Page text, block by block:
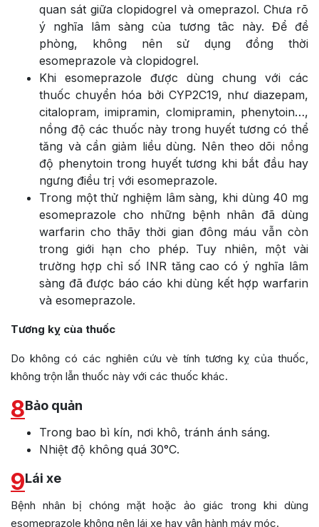
quan sát giữa clopidogrel và omeprazol. Chưa rõ
ý nghĩa lâm sàng của tương tâc này. Để đề
phòng, không nên sử dụng đồng thời
esomeprazole và clopidogrel.
Khi esomeprazole được dùng chung với các
thuốc chuyển hóa bởi CYP2C19, như diazepam,
citalopram, imipramin, clomipramin, phenytoin…,
nồng độ các thuốc này trong huyết tương có thể
tăng và cần giảm liều dùng. Nên theo dõi nồng
độ phenytoin trong huyết tương khi bắt đầu hay
ngưng điều trị với esomeprazole.
Trong một thử nghiệm lâm sàng, khi dùng 40 mg
esomeprazole cho những bệnh nhân đã dùng
warfarin cho thãy thời gian đông máu vẫn còn
trong giới hạn cho phép. Tuy nhiên, một vài
trường hợp chỉ số INR tăng cao có ý nghĩa lâm
sàng đã được báo cáo khi dùng kết hợp warfarin
và esomeprazole.
Tương kỵ cùa thuốc
Do không có các nghiên cứu vè tính tương kỵ của thuốc,
không trộn lẫn thuốc này với các thuốc khác.
8Bảo quản
Trong bao bì kín, nơi khô, tránh ánh sáng.
Nhiệt độ không quá 30°C.
9Lái xe
Bệnh nhân bị chóng mặt hoặc ảo giác trong khi dùng
esomeprazole không nên lái xe hay vận hành máy móc.